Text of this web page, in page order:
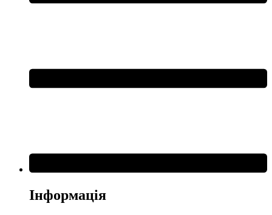
Інформація